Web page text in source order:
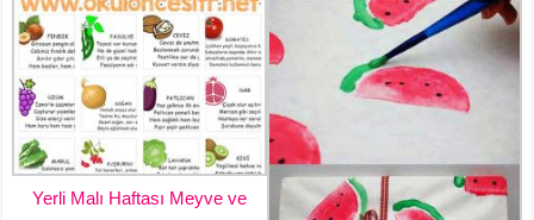
Yerli Malı Haftası Meyve ve